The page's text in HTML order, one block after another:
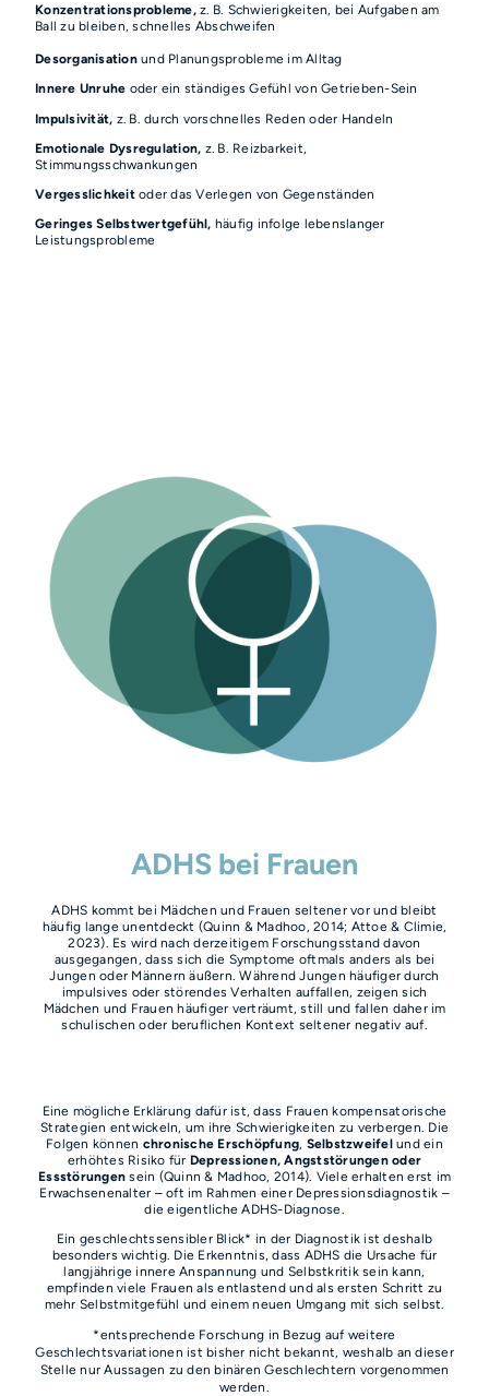
Konzentrationsprobleme, z. B. Schwierigkeiten, bei Aufgaben am
Ball zu bleiben, schnelles Abschweifen
Desorganisation und Planungsprobleme im Alltag
Innere Unruhe oder ein ständiges Gefühl von Getrieben-Sein
Impulsivität, z. B. durch vorschnelles Reden oder Handeln
Emotionale Dysregulation, z. B. Reizbarkeit,
Stimmungsschwankungen
Vergesslichkeitoder das Verlegen von Gegenständen
Geringes Selbstwertgefühl, häufig infolge lebenslanger
Leistungsprobleme
ADHS bei Frauen
ADHS kommt bei Mädchen und Frauen seltener vor und bleibt
häufig lange unentdeckt (Quinn & Madhoo, 2014; Attoe & Climie,
2023). Es wird nach derzeitigem Forschungsstand davon
ausgegangen, dass sich die Symptome oftmals anders als bei
Jungen oder Männern äußern. Während Jungen häufiger durch
impulsives oder störendes Verhalten auffallen, zeigen sich
Mädchen und Frauen häufiger verträumt, still und fallen daher im
schulischen oder beruflichen Kontext seltener negativ auf.
Eine mögliche Erklärung dafür ist, dass Frauen kompensatorische
Strategien entwickeln, um ihre Schwierigkeiten zu verbergen. Die
Folgen können chronische Erschöpfung, Selbstzweifelund ein
erhöhtes Risiko für Depressionen, Angststörungen oder
Essstörungen sein (Quinn & Madhoo, 2014). Viele erhalten erst im
Erwachsenenalter – oft im Rahmen einer Depressionsdiagnostik –
die eigentliche ADHS-Diagnose.
Ein geschlechtssensibler Blick* in der Diagnostik ist deshalb
besonders wichtig. Die Erkenntnis, dass ADHS die Ursache für
langjährige innere Anspannung und Selbstkritik sein kann,
empfinden viele Frauen als entlastend und als ersten Schritt zu
mehr Selbstmitgefühl und einem neuen Umgang mit sich selbst.
*entsprechende Forschung in Bezug auf weitere
Geschlechtsvariationen ist bisher nicht bekannt, weshalb an dieser
Stelle nur Aussagen zu den binären Geschlechtern vorgenommen
werden.